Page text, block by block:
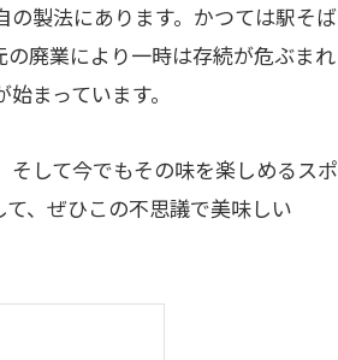
製法にあります。かつては駅そば
廃業により一時は存続が危ぶまれ
まっています。
して今でもその味を楽しめるスポ
、ぜひこの不思議で美味しい